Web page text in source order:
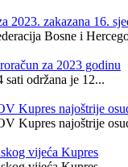
2023. zakazana 16.
Bosne i
za 2023 godinu
sati održana je 12...
Kupres najoštrije
Kupres najoštrije
vijeća Kupres